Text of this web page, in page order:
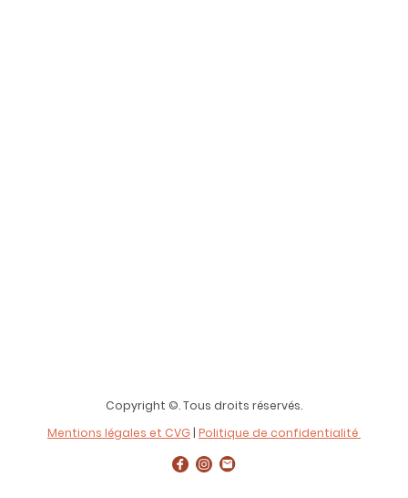
Copyright ©. Tous droits réservés.
Mentions légales et CVG | Politique de confidentialité